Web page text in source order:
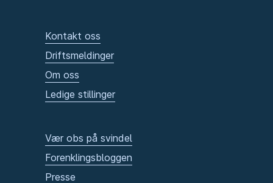
Kontakt oss
Driftsmeldinger
Om oss
Ledige stillinger
Vær obs på svindel
Forenklingsbloggen
Presse